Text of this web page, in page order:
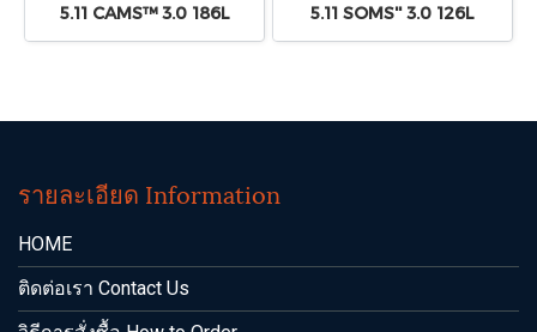
5.11 CAMS™ 3.0 186L 5.11 SOMS'' 3.0 126L
รายละเอียด Information
HOME
ติดต่อเรา Contact Us